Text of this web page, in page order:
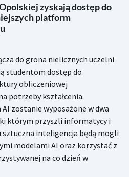
zyskają dostęp do
platform
do grona nielicznych uczelni
studentom dostęp do
obliczeniowej
potrzeby kształcenia.
zostanie wyposażone w dwa
którym przyszli informatycy i
sztuczna inteligencja będą mogli
modelami AI oraz korzystać z
na co dzień w